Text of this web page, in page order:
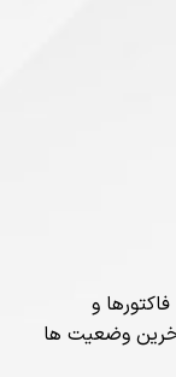
و
آخرین وضعیت ها